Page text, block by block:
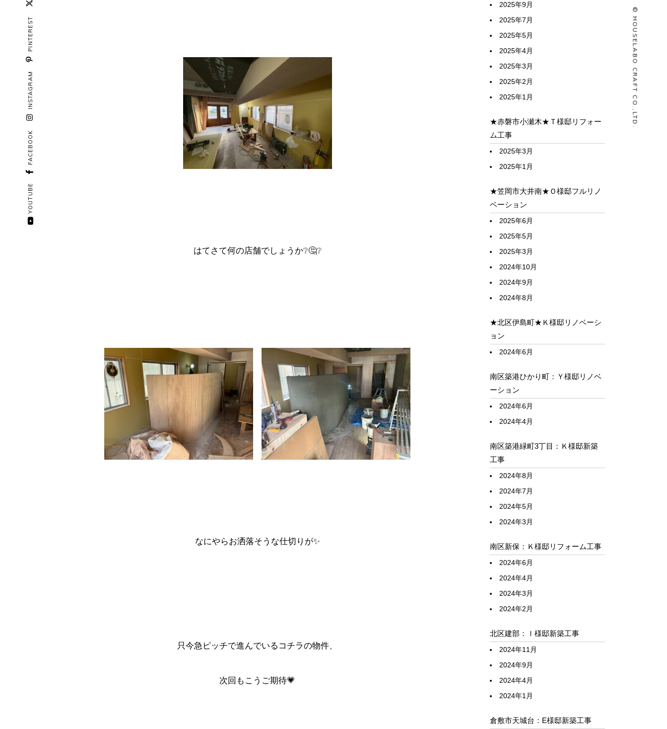
はてさて何の店舗でしょうか❔🤔❔
なにやらお洒落そうな仕切りが✨
只今急ピッチで進んでいるコチラの物件、
次回もこうご期待💗
2025年9月
2025年7月
2025年5月
2025年4月
2025年3月
2025年2月
2025年1月
★赤磐市小瀬木★Ｔ様邸リフォー
ム工事
2025年3月
2025年1月
★笠岡市大井南★Ｏ様邸フルリノ
ベーション
2025年6月
2025年5月
2025年3月
2024年10月
2024年9月
2024年8月
★北区伊島町★Ｋ様邸リノベーシ
ョン
2024年6月
南区築港ひかり町：Ｙ様邸リノベ
ーション
2024年6月
2024年4月
南区築港緑町3丁目：Ｋ様邸新築
工事
2024年8月
2024年7月
2024年5月
2024年3月
南区新保：Ｋ様邸リフォーム工事
2024年6月
2024年4月
2024年3月
2024年2月
北区建部：Ｉ様邸新築工事
2024年11月
2024年9月
2024年4月
2024年1月
倉敷市天城台：E様邸新築工事
YOUTUBE
FACEBOOK
INSTAGRAM
PINTEREST © HOUSELABO CRAFT CO.,LTD.